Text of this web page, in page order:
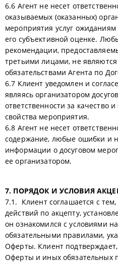
6.6 Агент не несет
оказываемых (оказанных)
мероприятия услуг
его субъективной оценке.
рекомендации,
третьими лицами, не
обязательствами Агента по
6.7 Клиент уведомлен и
являясь организатором
ответственности за качество
свойства мероприятия.
6.8 Агент не несет
содержание, любые ошибки и
информации о досуговом
ее организатором.
7. ПОРЯДОК И УСЛОВИЯ
7.1. Клиент соглашается с
действий по акцепту,
он ознакомился с условиями
обязательными правилами,
Оферты. Клиент
Оферты и иных обязательных